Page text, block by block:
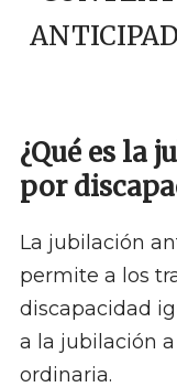
¿Qué es la
por
La jubilación
permite a los
discapacidad
a la jubilación
ordinaria.